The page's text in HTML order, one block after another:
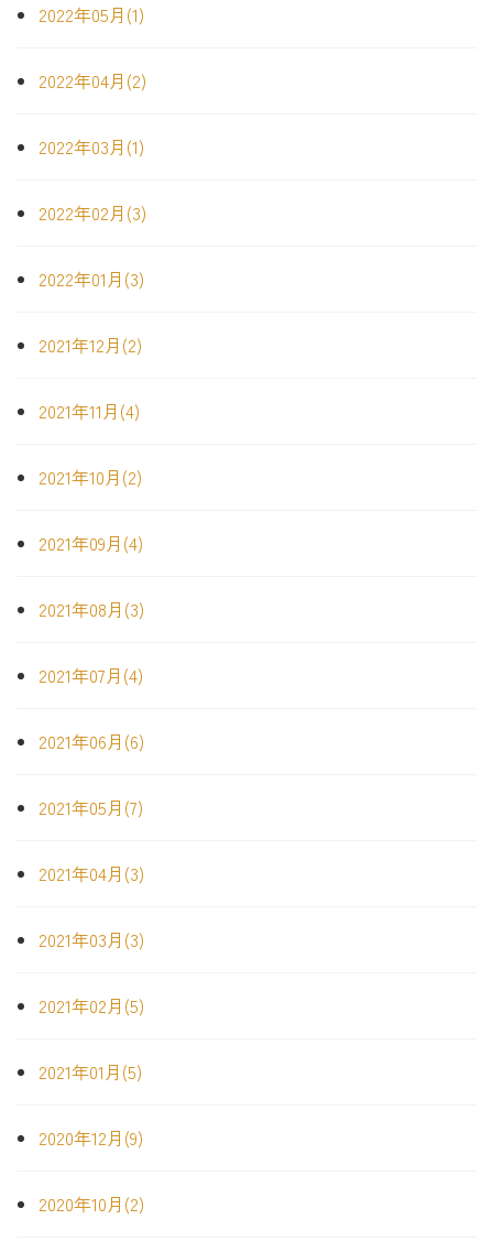
2022年05月(1)
2022年04月(2)
2022年03月(1)
2022年02月(3)
2022年01月(3)
2021年12月(2)
2021年11月(4)
2021年10月(2)
2021年09月(4)
2021年08月(3)
2021年07月(4)
2021年06月(6)
2021年05月(7)
2021年04月(3)
2021年03月(3)
2021年02月(5)
2021年01月(5)
2020年12月(9)
2020年10月(2)